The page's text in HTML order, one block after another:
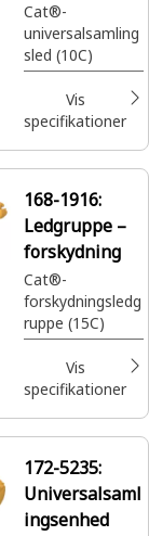
Cat®-
universalsamling
sled (10C)
Vis
specifikationer
168-1916:
Ledgruppe –
forskydning
Cat®-
forskydningsledg
ruppe (15C)
Vis
specifikationer
172-5235:
Universalsaml
ingsenhed